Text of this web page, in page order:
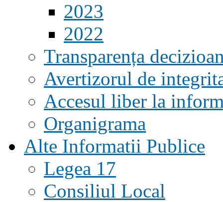
2023
2022
Transparența
Avertizorul de
Accesul liber la
Organigrama
Alte Informatii Publice
Legea 17
Consiliul Local